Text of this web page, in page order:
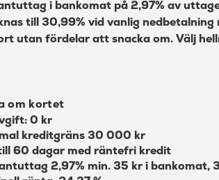
Om Resurs Bank
i bankomat på 2,97% av
till 30,99% vid vanlig
utan fördelar att snacka om. Välj
om kortet
0 kr
kreditgräns 30 000 kr
60 dagar med räntefri kredit
2,97% min. 35 kr i bankomat,